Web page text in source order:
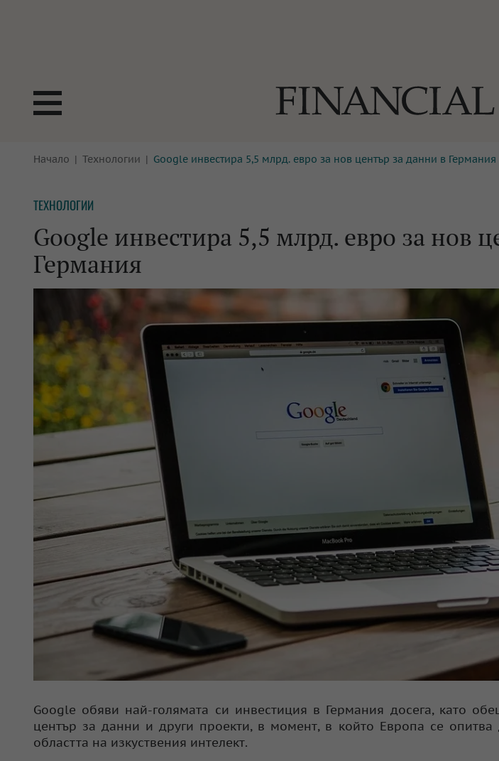
БОРСИ
КРИПТО
БАНКИ
ПАРИТЕ
ЗАСТРАХОВАНЕ
ЕНЕРГЕТИКА
ТЕХНОЛОГИИ
МРЕЖАТА
ИМОТИ
АВТОМОБИЛИ
МУЛТИМЕДИЯ
Начало Технологии Google инвестира 5,5 млрд. евро за нов център за данни в Германия
ТЕХНОЛОГИИ
Google инвестира 5,5 млрд. евро за нов
Германия
Google обяви най-голямата си инвестиция в Германия досега, като
център за данни и други проекти, в момент, в който Европа се опитва
областта на изкуствения интелект.